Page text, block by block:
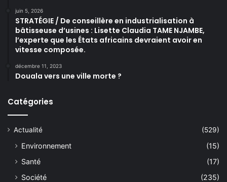
juin 5, 2026
STRATÉGIE / De conseillère en industrialisation à
bâtisseuse d’usines : Lisette Claudia TAME NJAMBE,
l’experte que les États africains devraient avoir en
vitesse composée.
décembre 11, 2023
Douala vers une ville morte ?
Catégories
Actualité (529)
Environnement
(15)
Santé
(17)
Société
(235)